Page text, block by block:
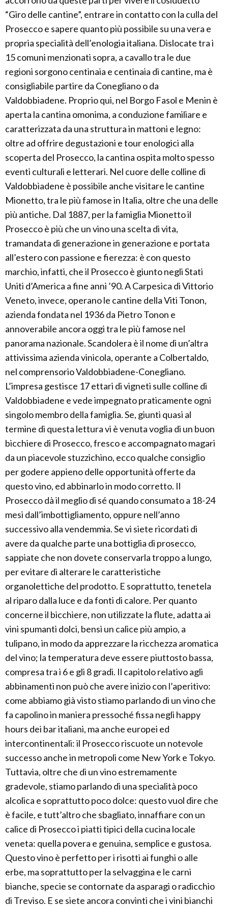
“Giro delle cantine”, entrare in contatto con la culla del
Prosecco e sapere quanto più possibile su una vera e
propria specialità dell’enologia italiana. Dislocate tra i
15 comuni menzionati sopra, a cavallo tra le due
regioni sorgono centinaia e centinaia di cantine, ma è
consigliabile partire da Conegliano o da
Valdobbiadene. Proprio qui, nel Borgo Fasol e Menin è
aperta la cantina omonima, a conduzione familiare e
caratterizzata da una struttura in mattoni e legno:
oltre ad offrire degustazioni e tour enologici alla
scoperta del Prosecco, la cantina ospita molto spesso
eventi culturali e letterari. Nel cuore delle colline di
Valdobbiadene è possibile anche visitare le cantine
Mionetto, tra le più famose in Italia, oltre che una delle
più antiche. Dal 1887, per la famiglia Mionetto il
Prosecco è più che un vino una scelta di vita,
tramandata di generazione in generazione e portata
all’estero con passione e fierezza: è con questo
marchio, infatti, che il Prosecco è giunto negli Stati
Uniti d’America a fine anni ’90. A Carpesica di Vittorio
Veneto, invece, operano le cantine della Viti Tonon,
azienda fondata nel 1936 da Pietro Tonon e
annoverabile ancora oggi tra le più famose nel
panorama nazionale. Scandolera è il nome di un’altra
attivissima azienda vinicola, operante a Colbertaldo,
nel comprensorio Valdobbiadene-Conegliano.
L’impresa gestisce 17 ettari di vigneti sulle colline di
Valdobbiadene e vede impegnato praticamente ogni
singolo membro della famiglia. Se, giunti quasi al
termine di questa lettura vi è venuta voglia di un buon
bicchiere di Prosecco, fresco e accompagnato magari
da un piacevole stuzzichino, ecco qualche consiglio
per godere appieno delle opportunità offerte da
questo vino, ed abbinarlo in modo corretto. Il
Prosecco dà il meglio di sé quando consumato a 18-24
mesi dall’imbottigliamento, oppure nell’anno
successivo alla vendemmia. Se vi siete ricordati di
avere da qualche parte una bottiglia di prosecco,
sappiate che non dovete conservarla troppo a lungo,
per evitare di alterare le caratteristiche
organolettiche del prodotto. E soprattutto, tenetela
al riparo dalla luce e da fonti di calore. Per quanto
concerne il bicchiere, non utilizzate la flute, adatta ai
vini spumanti dolci, bensì un calice più ampio, a
tulipano, in modo da apprezzare la ricchezza aromatica
del vino; la temperatura deve essere piuttosto bassa,
compresa tra i 6 e gli 8 gradi. Il capitolo relativo agli
abbinamenti non può che avere inizio con l’aperitivo:
come abbiamo già visto stiamo parlando di un vino che
fa capolino in maniera pressoché fissa negli happy
hours dei bar italiani, ma anche europei ed
intercontinentali: il Prosecco riscuote un notevole
successo anche in metropoli come New York e Tokyo.
Tuttavia, oltre che di un vino estremamente
gradevole, stiamo parlando di una specialità poco
alcolica e soprattutto poco dolce: questo vuol dire che
è facile, e tutt’altro che sbagliato, innaffiare con un
calice di Prosecco i piatti tipici della cucina locale
veneta: quella povera e genuina, semplice e gustosa.
Questo vino è perfetto per i risotti ai funghi o alle
erbe, ma soprattutto per la selvaggina e le carni
bianche, specie se contornate da asparagi o radicchio
di Treviso. E se siete ancora convinti che i vini bianchi